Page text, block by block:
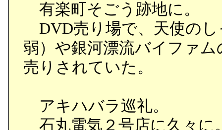
有楽町そごう跡地に。
DVD売り場で、天使のし
弱）や銀河漂流バイファ
売りされていた。
アキハバラ巡礼。
石丸電気２号店に久々に